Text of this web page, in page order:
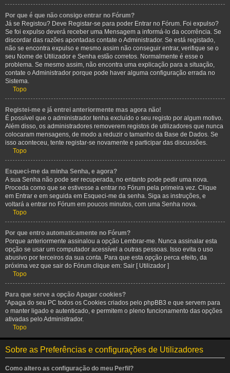
Por que é que não consigo entrar no Fórum?
Já se Registou? Deve Registar-se para poder Entrar no Fórum. Foi expulso?
Se foi expulso deverá receber uma Mensagem a informá-lo da ocorrência. Se
discordar das razões apontadas contate o Administrador. Se está registado,
não se encontra expulso e mesmo assim não conseguir entrar, verifique se o
seu Nome de Utilizador e Senha estão corretos. Normalmente é esse o
problema. Se mesmo assim, não encontra uma explicação para a situação,
contate o Administrador porque pode haver alguma configuração errada no
Sistema.
Topo
Registei-me e já entrei anteriormente mas agora não!
É possível que o administrador tenha excluído o seu registo por algum motivo.
Além disso, os administradores removerem registos de utilizadores que nunca
colocaram mensagens, de modo a reduzir o tamanho da Base de Dados. Se
isso aconteceu, tente registar-se novamente e participar das discussões.
Topo
Esqueci-me da minha Senha, e agora?
A sua Senha não pode ser recuperada, no entanto pode pedir uma nova.
Proceda como que se estivesse a entrar no Fórum pela primeira vez. Clique
em Entrar e em seguida em Esqueci-me da senha. Siga as instruções, e
voltará a entrar no Fórum em poucos minutos, com uma Senha nova.
Topo
Por que entro automaticamente no Fórum?
Porque anteriormente assinalou a opção Lembrar-me. Nunca assinalar esta
opção se usar um computador acessível a outras pessoas. Isso evita o uso
abusivo por terceiros da sua conta. Para que esta opção perca efeito, da
próxima vez que sair do Fórum clique em: Sair [ Utilizador ]
Topo
Para que serve a opção Apagar cookies?
“Apaga do seu PC todos os Cookies criados pelo phpBB3 e que servem para
o manter ligado e autenticado, e permitem o pleno funcionamento das opções
ativadas pelo Administrador.
Topo
Sobre as Preferências e configurações de Utilizadores
Como altero as configuração do meu Perfil?